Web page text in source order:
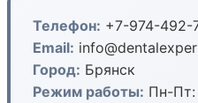
Телефон: +7-974-492-
Email:
Город: Брянск
Режим работы: Пн-Пт: